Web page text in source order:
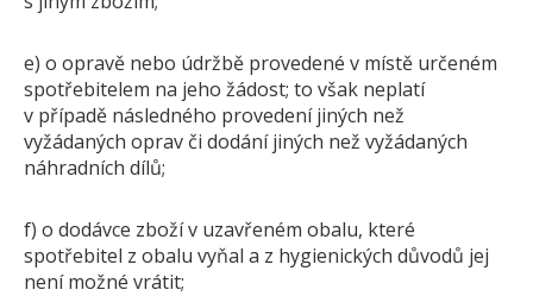
e) o opravě nebo údržbě provedené v místě určeném
spotřebitelem na jeho žádost; to však neplatí
v případě následného provedení jiných než
vyžádaných oprav či dodání jiných než vyžádaných
náhradních dílů;
f) o dodávce zboží v uzavřeném obalu, které
spotřebitel z obalu vyňal a z hygienických důvodů jej
není možné vrátit;